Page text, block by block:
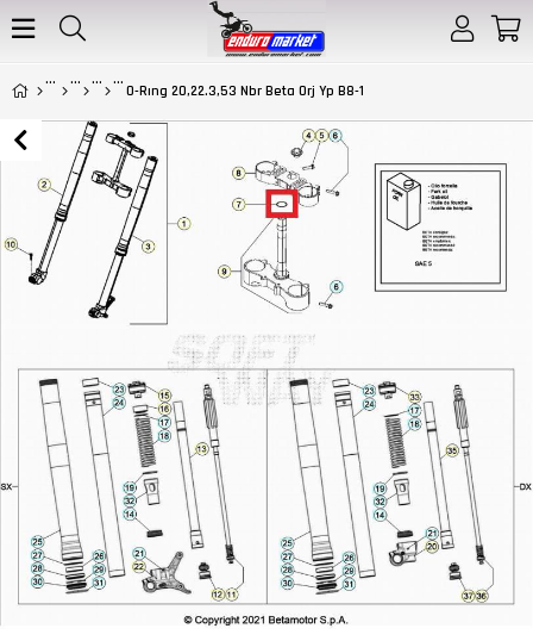
O-Rıng 20,22.3,53 Nbr Beta Orj Yp B8-1